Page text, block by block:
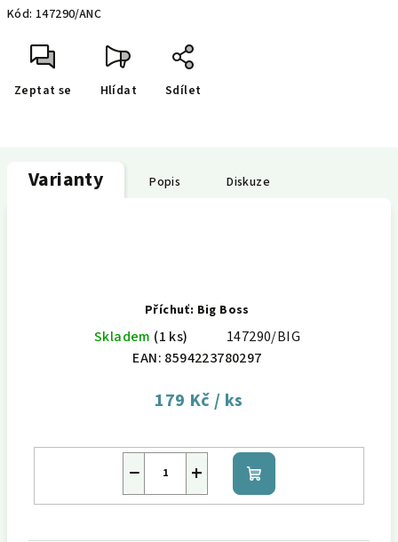
cena:
Kód: 147290/ANC
Zeptat se Hlídat Sdílet
Varianty Popis Diskuze
Příchuť: Big Boss
Skladem (1 ks)
147290/BIG
EAN: 8594223780297
179 Kč/ ks
+
− Do
košíku